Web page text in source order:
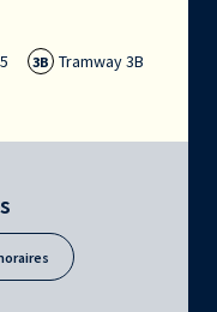
3B Tramway 3B